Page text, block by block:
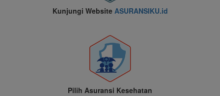
Kunjungi Website ASURANSIKU.id
Pilih Asuransi Kesehatan